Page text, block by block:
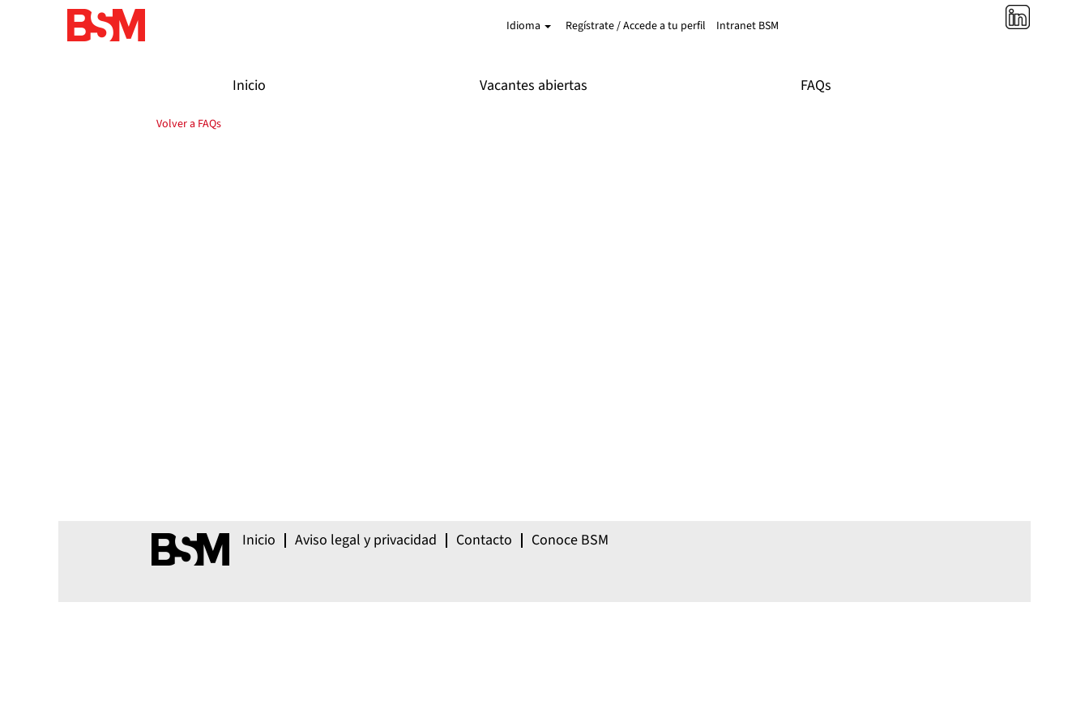
Idioma Regístrate / Accede a tu perfil Intranet BSM
Inicio Vacantes abiertas FAQs
Qué tengo que hacer si mi ordenador se bloquea durante una prueba en linia?
Volver a FAQs
Inicio Aviso legal y privacidad Contacto Conoce BSM